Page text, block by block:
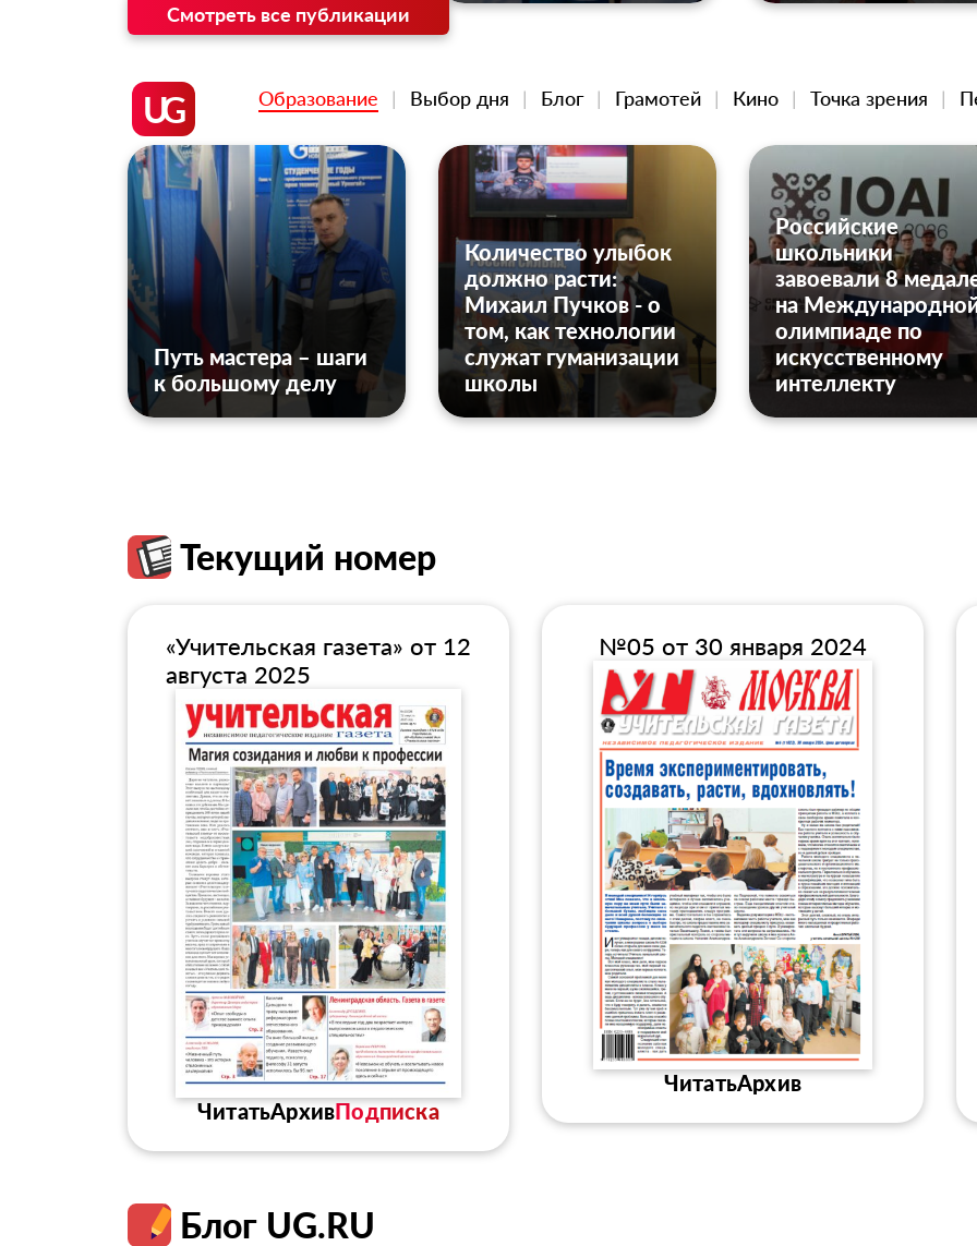
Смотреть все публикации
UG Образование Выбор дня Блог Грамотей Кино Точка зрения
Путь мастера – шаги
к большому делу
Количество улыбок
должно расти:
Михаил Пучков - о
том, как технологии
служат гуманизации
школы
Российские
школьники
завоевали 8
на
олимпиаде по
искусственному
интеллекту
Текущий номер
«Учительская газета» от 12
августа 2025
ЧитатьАрхивПодписка
№05 от 30 января 2024
ЧитатьАрхив
Блог UG.RU